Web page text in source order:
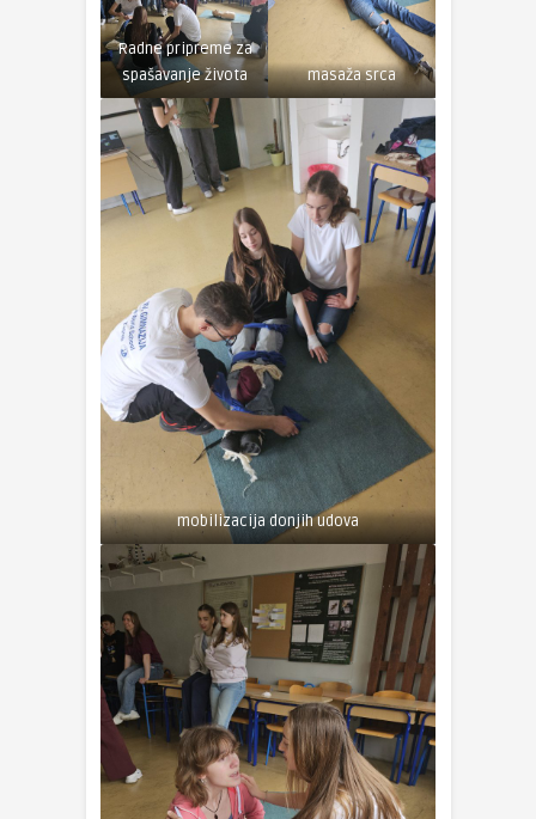
Radne pripreme za
spašavanje života
masaža srca
mobilizacija donjih udova